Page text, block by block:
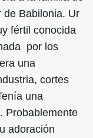
de Babilonia. Ur
fértil conocida
por los
una
cortes
una
Probablemente
adoración